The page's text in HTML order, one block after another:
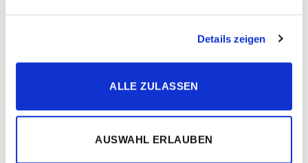
Details zeigen
ALLE ZULASSEN
AUSWAHL ERLAUBEN